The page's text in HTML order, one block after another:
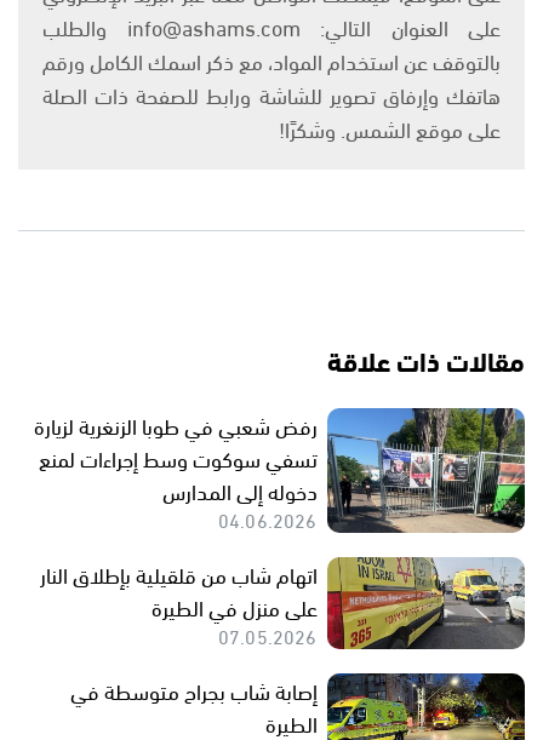
على العنوان التالي: info@ashams.com والطلب
بالتوقف عن استخدام المواد، مع ذكر اسمك الكامل ورقم
هاتفك وإرفاق تصوير للشاشة ورابط للصفحة ذات الصلة
على موقع الشمس. وشكرًا!
مقالات ذات علاقة
رفض شعبي في طوبا الزنغرية لزيارة
تسفي سوكوت وسط إجراءات لمنع
دخوله إلى المدارس
04.06.2026
اتهام شاب من قلقيلية بإطلاق النار
على منزل في الطيرة
07.05.2026
إصابة شاب بجراح متوسطة في
الطيرة